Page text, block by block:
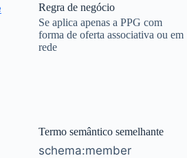
Regra de negócio
Se aplica apenas a PPG com
forma de oferta associativa ou em
rede
Termo semântico semelhante
schema:member